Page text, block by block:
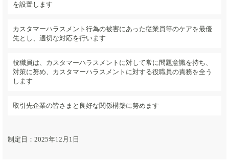
を設置します
カスタマーハラスメント行為の被害にあった従業員等のケアを最優
先とし、適切な対応を行います
役職員は、カスタマーハラスメントに対して常に問題意識を持ち、
対策に努め、カスタマーハラスメントに対する役職員の責務を全う
します
取引先企業の皆さまと良好な関係構築に努めます
制定日：2025年12月1日